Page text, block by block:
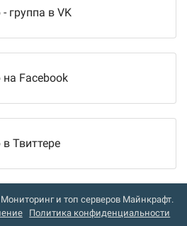
группа в VK
на Facebook
Твиттере
и топ серверов Майнкрафт.
Политика конфиденциальности